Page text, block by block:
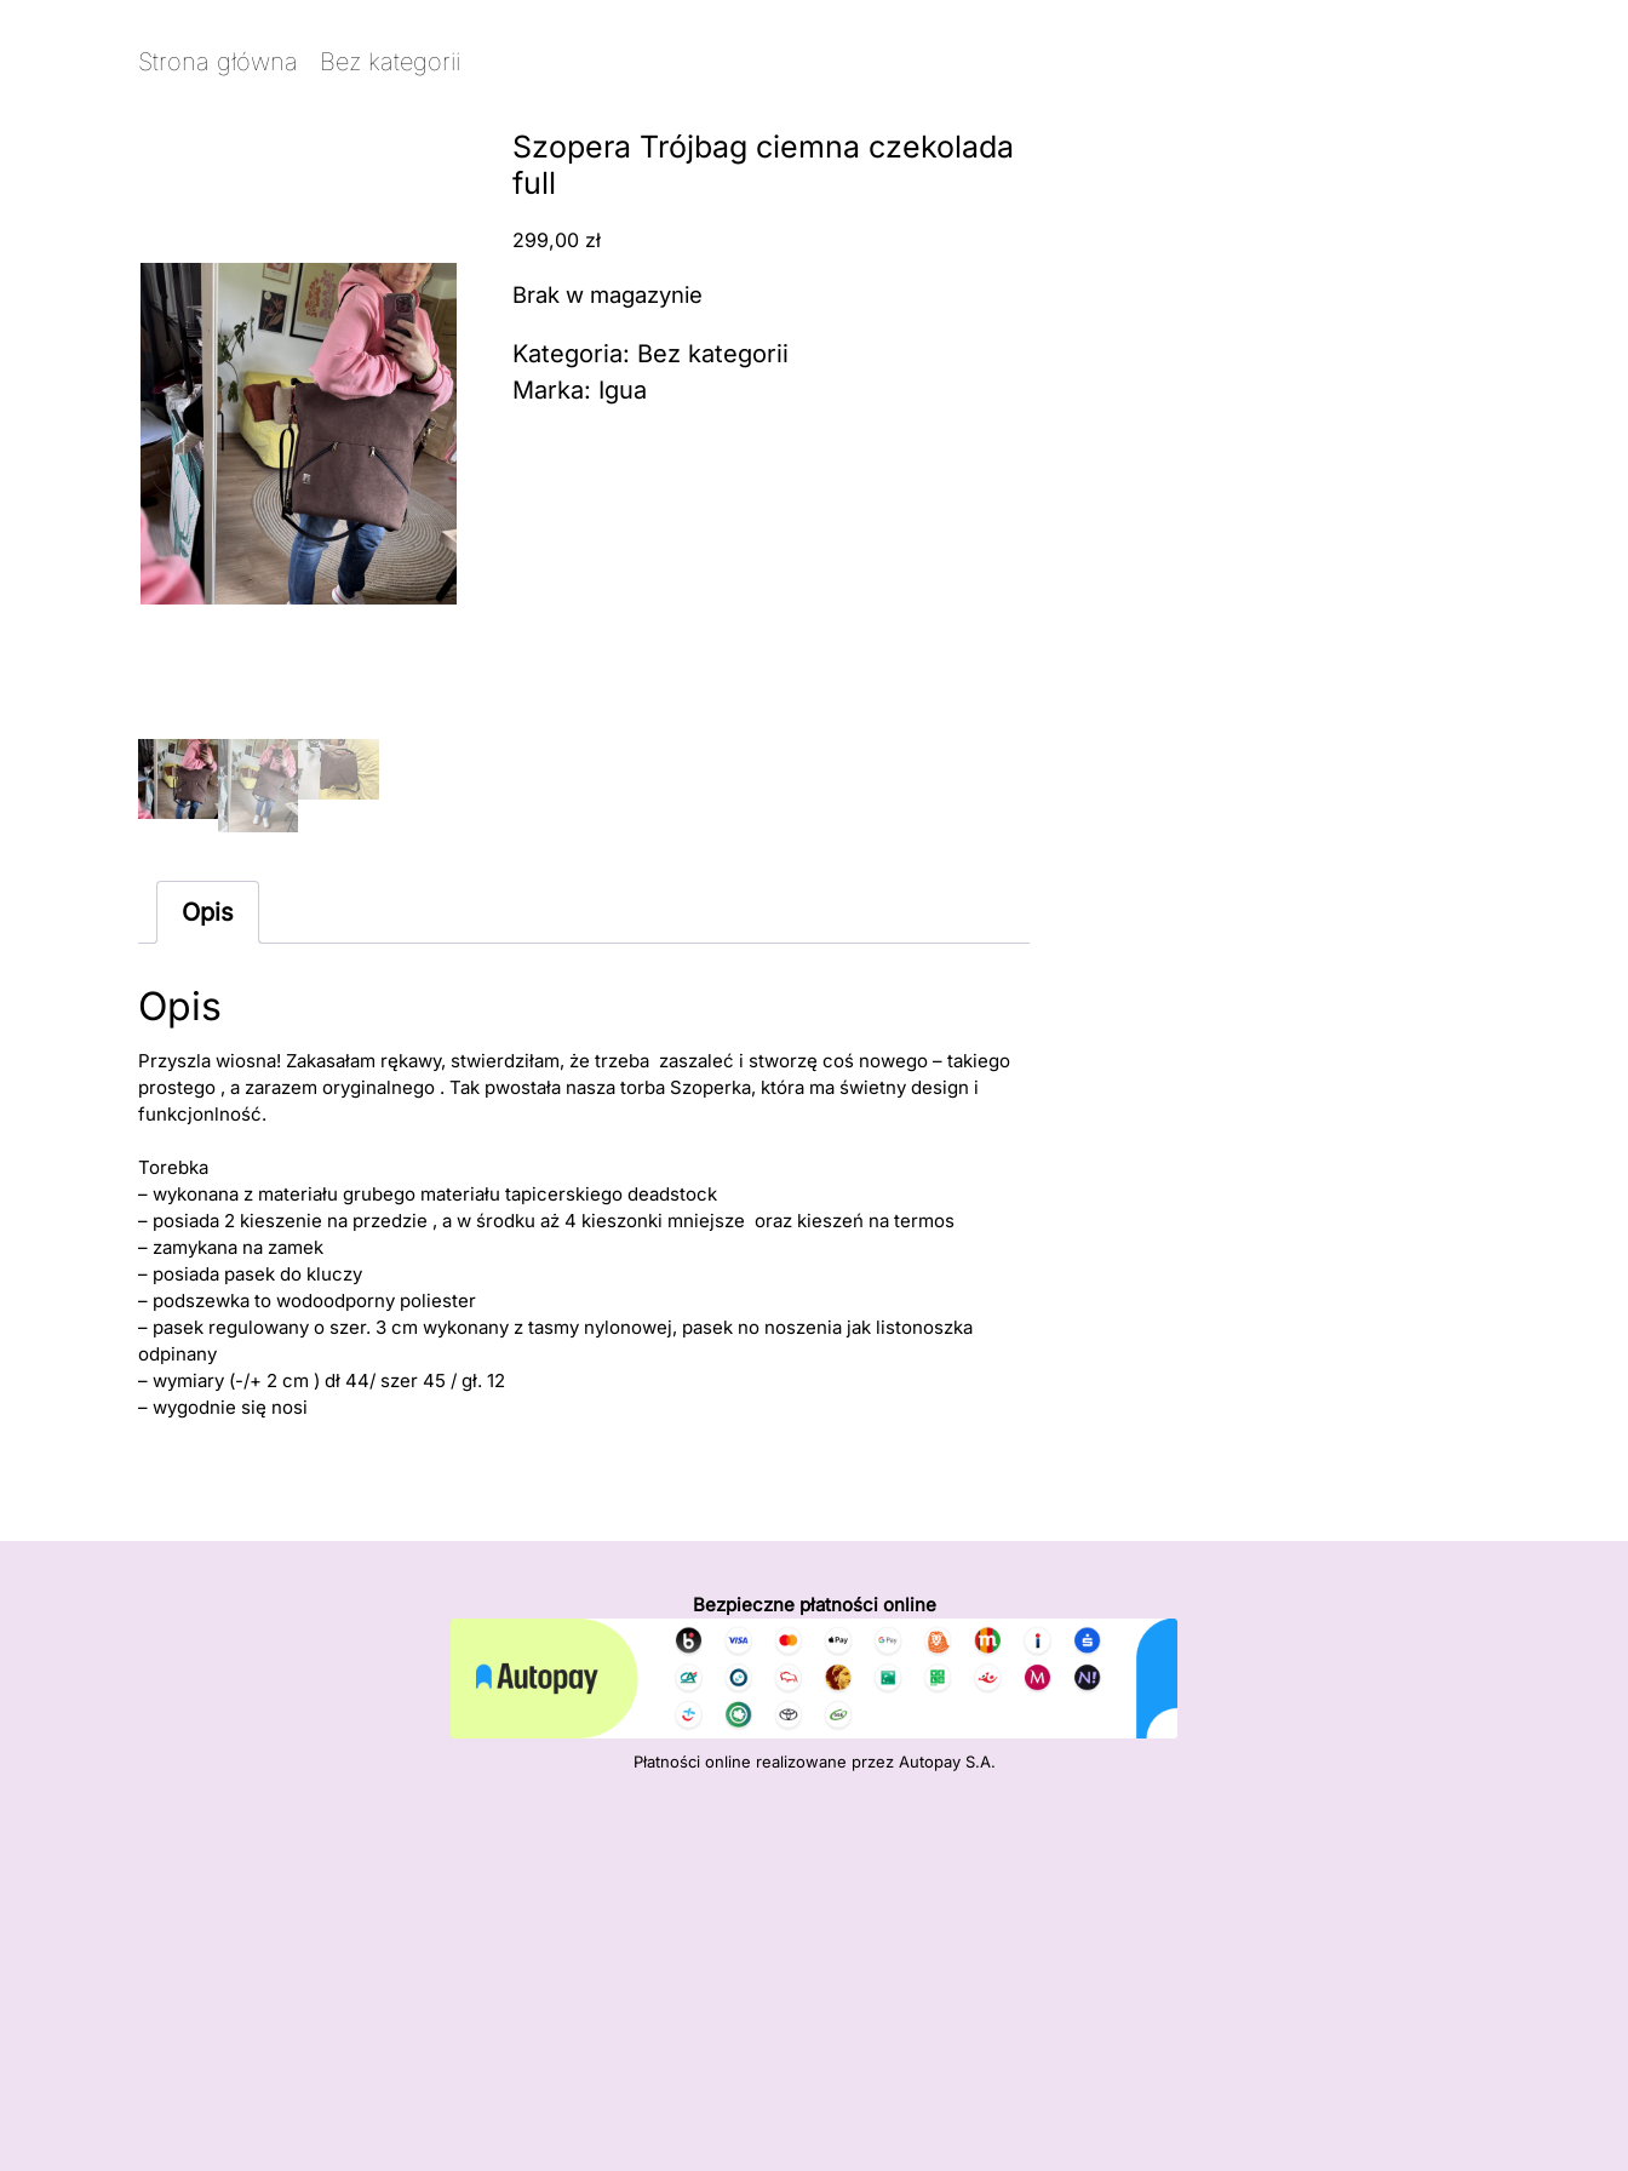
Strona główna Bez kategorii
Szopera Trójbag ciemna czekolada
full
299,00 zł
Brak w magazynie
Kategoria: Bez kategorii
Marka: Igua
Opis
Opis
Przyszla wiosna! Zakasałam rękawy, stwierdziłam, że trzeba zaszaleć i stworzę coś nowego – takiego
prostego , a zarazem oryginalnego . Tak pwostała nasza torba Szoperka, która ma świetny design i
funkcjonlność.
Torebka
– wykonana z materiału grubego materiału tapicerskiego deadstock
– posiada 2 kieszenie na przedzie , a w środku aż 4 kieszonki mniejsze oraz kieszeń na termos
– zamykana na zamek
– posiada pasek do kluczy
– podszewka to wodoodporny poliester
– pasek regulowany o szer. 3 cm wykonany z tasmy nylonowej, pasek no noszenia jak listonoszka
odpinany
– wymiary (-/+ 2 cm ) dł 44/ szer 45 / gł. 12
– wygodnie się nosi
Bezpieczne płatności online
Płatności online realizowane przez Autopay S.A.